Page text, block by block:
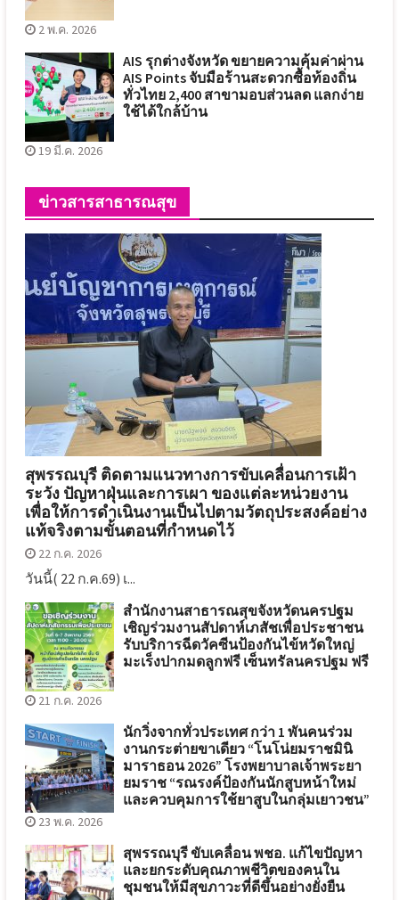
2 พ.ค. 2026
AIS รุกต่างจังหวัด ขยายความคุ้มค่าผ่าน
AIS Points จับมือร้านสะดวกซื้อท้องถิ่น
ทั่วไทย 2,400 สาขามอบส่วนลด แลกง่าย
ใช้ได้ใกล้บ้าน
19 มี.ค. 2026
ข่าวสารสาธารณสุข
สุพรรณบุรี ติดตามแนวทางการขับเคลื่อนการเฝ้า
ระวัง ปัญหาฝุ่นและการเผา ของแต่ละหน่วยงาน
เพื่อให้การดำเนินงานเป็นไปตามวัตถุประสงค์อย่าง
แท้จริงตามขั้นตอนที่กำหนดไว้
22 ก.ค. 2026
วันนี้( 22 ก.ค.69) เ...
สำนักงานสาธารณสุขจังหวัดนครปฐม
เชิญร่วมงานสัปดาห์เภสัชเพื่อประชาชน
รับบริการฉีดวัคซีนป้องกันไข้หวัดใหญ่
มะเร็งปากมดลูกฟรี เซ็นทรัลนครปฐม ฟรี
21 ก.ค. 2026
นักวิ่งจากทั่วประเทศ กว่า 1 พันคนร่วม
งานกระต่ายขาเดียว “โนโน่ยมราชมินิ
มาราธอน 2026” โรงพยาบาลเจ้าพระยา
ยมราช “รณรงค์ป้องกันนักสูบหน้าใหม่
และควบคุมการใช้ยาสูบในกลุ่มเยาวชน”
23 พ.ค. 2026
สุพรรณบุรี ขับเคลื่อน พชอ. แก้ไขปัญหา
และยกระดับคุณภาพชีวิตของคนใน
ชุมชนให้มีสุขภาวะที่ดีขึ้นอย่างยั่งยืน